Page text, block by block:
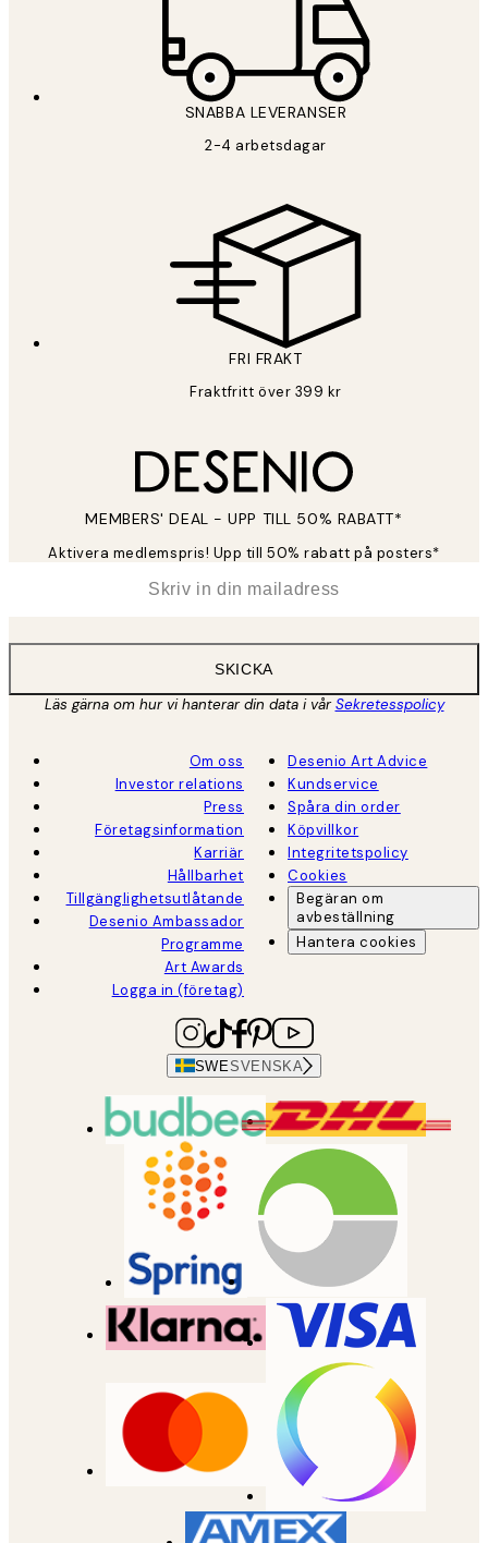
SNABBA LEVERANSER
2-4 arbetsdagar
FRI FRAKT
Fraktfritt över 399 kr
MEMBERS' DEAL - UPP TILL 50% RABATT*
Aktivera medlemspris! Upp till 50% rabatt på posters*
SKICKA
Läs gärna om hur vi hanterar din data i vårSekretesspolicy
Om oss
Investor relations
Press
Företagsinformation
Karriär
Hållbarhet
Tillgänglighetsutlåtande
Desenio Ambassador
Programme
Art Awards
Logga in (företag)
Desenio Art Advice
Kundservice
Spåra din order
Köpvillkor
Integritetspolicy
Cookies
Begäran om
avbeställning
Hantera cookies
SWESVENSKA